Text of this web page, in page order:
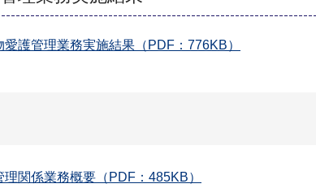
護管理業務実施結果（PDF：776KB）
関係業務概要（PDF：485KB）